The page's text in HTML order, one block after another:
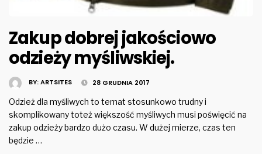
Zakup dobrej jakościowo
odzieży myśliwskiej.
BY:ARTSITES 28 GRUDNIA 2017
Odzież dla myśliwych to temat stosunkowo trudny i
skomplikowany toteż większość myśliwych musi poświęcić na
zakup odzieży bardzo dużo czasu. W dużej mierze, czas ten
będzie …